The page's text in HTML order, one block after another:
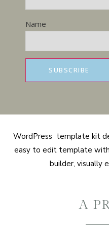
Name
WordPress template kit
easy to edit template
builder, visually
A